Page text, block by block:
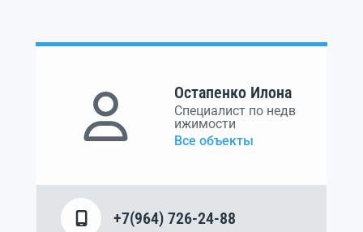
Остапенко Илона
Специалист по недв
ижимости
Все объекты
+7(964) 726-24-88